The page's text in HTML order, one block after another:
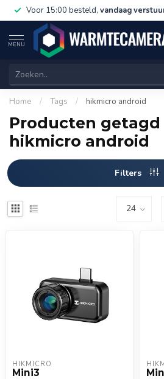
Voor 15:00 besteld, vandaag
MENU
Home / Tags / hikmicro android
Producten
hikmicro android
Filters
HIKMICRO
Mini3